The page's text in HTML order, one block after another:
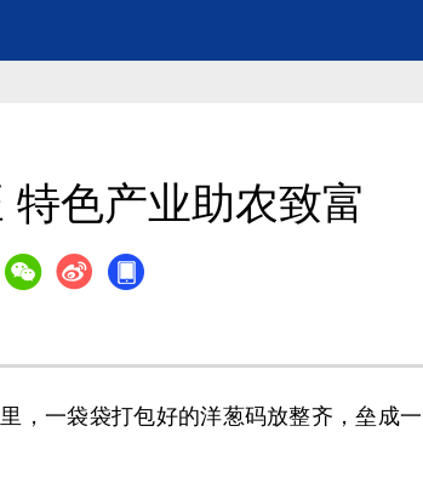
色产业助农致富
一袋袋打包好的洋葱码放整齐，垒成一